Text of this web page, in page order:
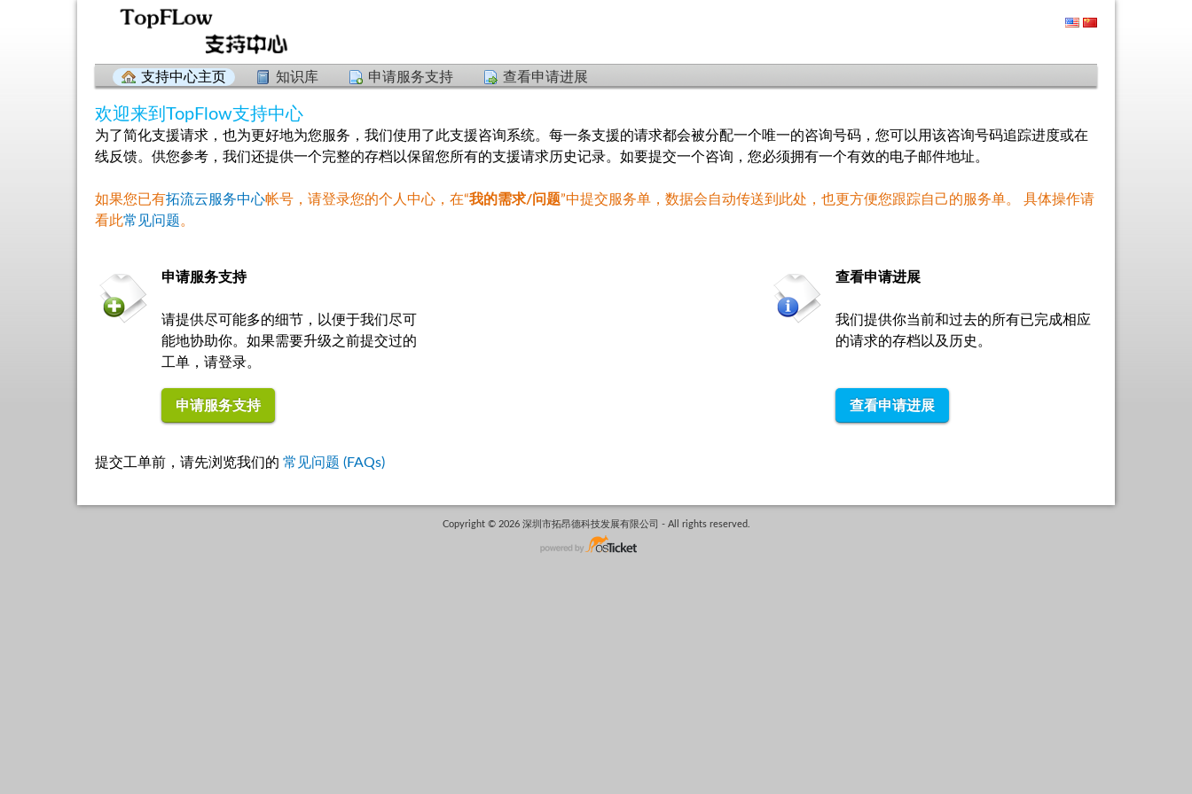
支持中心主页 知识库 申请服务支持 查看申请进展
欢迎来到TopFlow支持中心
为了简化支援请求，也为更好地为您服务，我们使用了此支援咨询系统。每一条支援的请求都会被分配一个唯一的咨询号码，您可以用该咨询号码追踪进度或在
线反馈。供您参考，我们还提供一个完整的存档以保留您所有的支援请求历史记录。如要提交一个咨询，您必须拥有一个有效的电子邮件地址。
如果您已有拓流云服务中心帐号，请登录您的个人中心，在“我的需求/问题”中提交服务单，数据会自动传送到此处，也更方便您跟踪自己的服务单。 具体操作请
看此常见问题。
申请服务支持
请提供尽可能多的细节，以便于我们尽可
能地协助你。如果需要升级之前提交过的
工单，请登录。
查看申请进展
我们提供你当前和过去的所有已完成相应
的请求的存档以及历史。
申请服务支持 查看申请进展
提交工单前，请先浏览我们的 常见问题 (FAQs)
Copyright © 2026 深圳市拓昂德科技发展有限公司 - All rights reserved.